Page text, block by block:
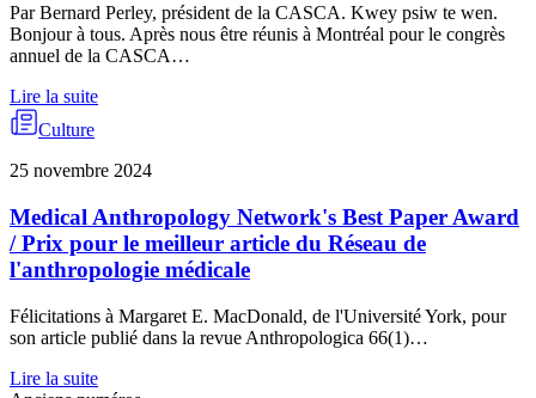
Par Bernard Perley, président de la CASCA. Kwey psiw te wen.
Bonjour à tous. Après nous être réunis à Montréal pour le congrès
annuel de la CASCA…
Lire la suite
Culture
25 novembre 2024
Medical Anthropology Network's Best Paper Award
/ Prix pour le meilleur article du Réseau de
l'anthropologie médicale
Félicitations à Margaret E. MacDonald, de l'Université York, pour
son article publié dans la revue Anthropologica 66(1)…
Lire la suite